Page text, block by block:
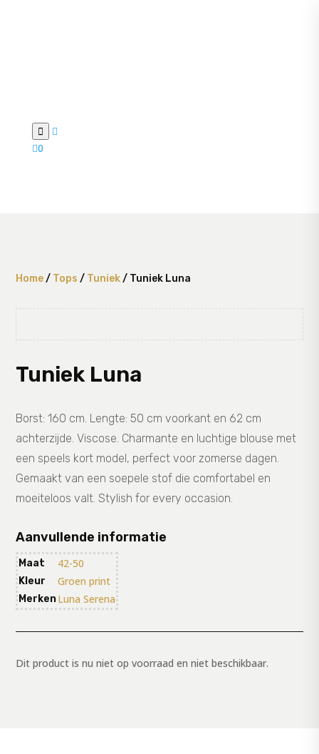


0
Home/ Tops / Tuniek/ Tuniek Luna
Tuniek Luna
Borst: 160 cm. Lengte: 50 cm voorkant en 62 cm
achterzijde. Viscose. Charmante en luchtige blouse met
een speels kort model, perfect voor zomerse dagen.
Gemaakt van een soepele stof die comfortabel en
moeiteloos valt. Stylish for every occasion.
Aanvullende informatie
Maat 42-50
Kleur Groen print
MerkenLuna Serena
Dit product is nu niet op voorraad en niet beschikbaar.